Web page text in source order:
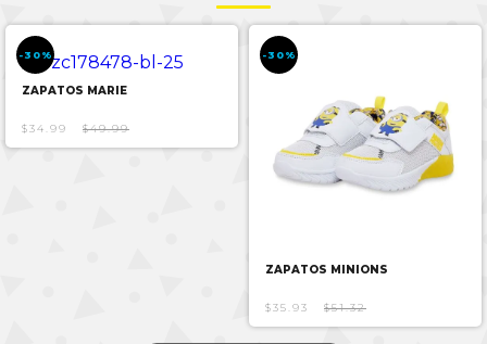
-30%
ZAPATOS MARIE
$34.99 $49.99
-30%
ZAPATOS MINIONS
$35.93 $51.32